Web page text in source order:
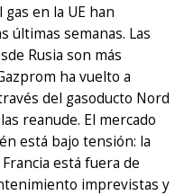
en la UE han
últimas semanas. Las
Rusia son más
ha vuelto a
del gasoducto Nord
reanude. El mercado
está bajo tensión: la
está fuera de
imprevistas y